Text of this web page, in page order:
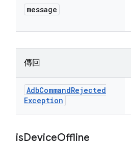
message
傳回
AdbCommandRejected
Exception
isDeviceOffline